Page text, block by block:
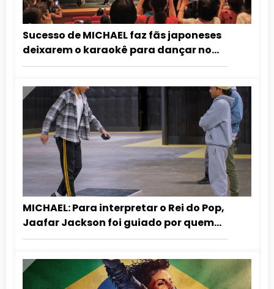
Sucesso de MICHAEL faz fãs japoneses
deixarem o karaokê para dançar no
cinema
MICHAEL: Para interpretar o Rei do Pop,
Jaafar Jackson foi guiado por quem
dançou com ele